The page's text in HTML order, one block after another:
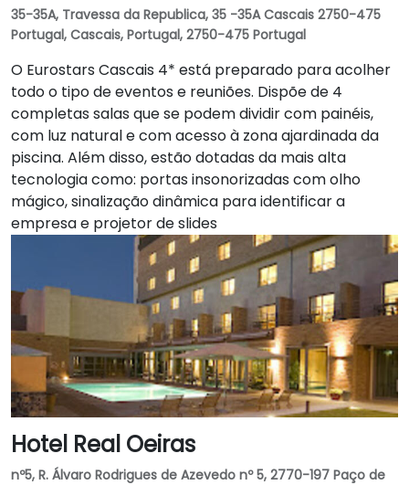
35-35A, Travessa da Republica, 35 -35A Cascais 2750-475
Portugal, Cascais, Portugal, 2750-475 Portugal
O Eurostars Cascais 4* está preparado para acolher
todo o tipo de eventos e reuniões. Dispõe de 4
completas salas que se podem dividir com painéis,
com luz natural e com acesso à zona ajardinada da
piscina. Além disso, estão dotadas da mais alta
tecnologia como: portas insonorizadas com olho
mágico, sinalização dinâmica para identificar a
empresa e projetor de slides
Hotel Real Oeiras
nº5, R. Álvaro Rodrigues de Azevedo nº 5, 2770-197 Paço de